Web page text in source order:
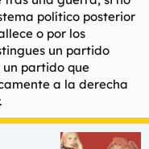
político posterior
o por los
un partido
partido que
a la derecha